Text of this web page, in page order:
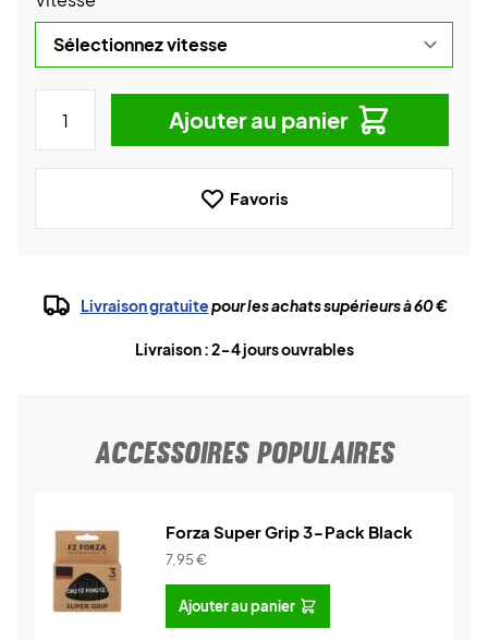
Ajouter au panier
Favoris
Livraison gratuitepour les achats supérieurs à 60 €
Livraison : 2-4 jours ouvrables
ACCESSOIRES POPULAIRES
Forza Super Grip 3-Pack Black
7,95€
Ajouter au panier